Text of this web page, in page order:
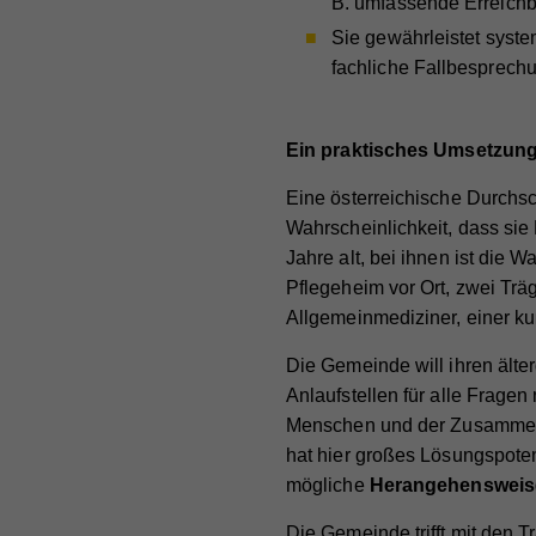
Sie gewährleistet
fachliche
Ein praktisches
Eine österreichische
Wahrscheinlichkeit, dass
Jahre alt, bei ihnen ist die
Pflegeheim vor Ort, zwei
Allgemeinmedi­ziner, einer
Die Gemeinde will ihren
Anlaufstellen für alle Fragen
Menschen und der
hat hier großes
mögliche